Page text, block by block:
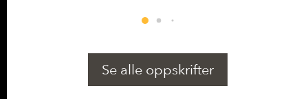
Se alle oppskrifter